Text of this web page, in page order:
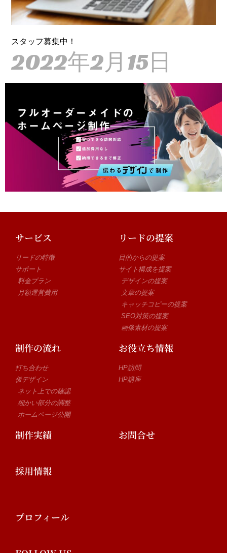
スタッフ募集中！
2022年2月15日
サービス
リードの特徴
サポート
料金プラン
月額運営費用
リードの提案
目的からの提案
サイト構成を提案
デザインの提案
文章の提案
キャッチコピーの提案
SEO対策の提案
画像素材の提案
制作の流れ
打ち合わせ
仮デザイン
ネット上での確認
細かい部分の調整
ホームページ公開
お役立ち情報
HP訪問
HP講座
制作実績 お問合せ
採用情報
プロフィール